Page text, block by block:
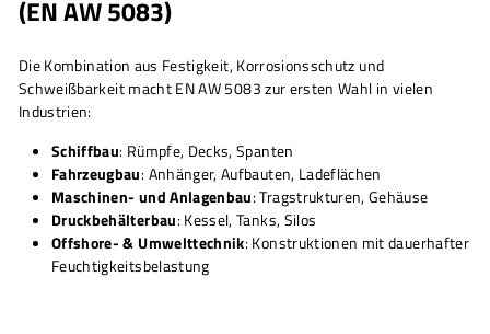
(EN AW 5083)
Die Kombination aus Festigkeit, Korrosionsschutz und
Schweißbarkeit macht EN AW 5083 zur ersten Wahl in vielen
Industrien:
Schiffbau: Rümpfe, Decks, Spanten
Fahrzeugbau: Anhänger, Aufbauten, Ladeflächen
Maschinen- und Anlagenbau: Tragstrukturen, Gehäuse
Druckbehälterbau: Kessel, Tanks, Silos
Offshore- & Umwelttechnik: Konstruktionen mit dauerhafter
Feuchtigkeitsbelastung